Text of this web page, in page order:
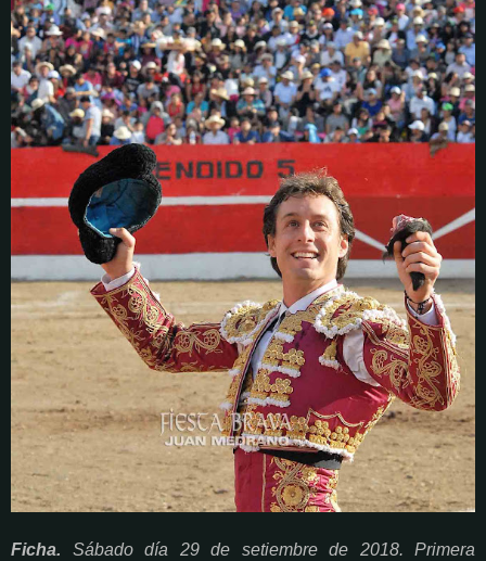
Ficha. Sábado día 29 de setiembre de 2018. Primera